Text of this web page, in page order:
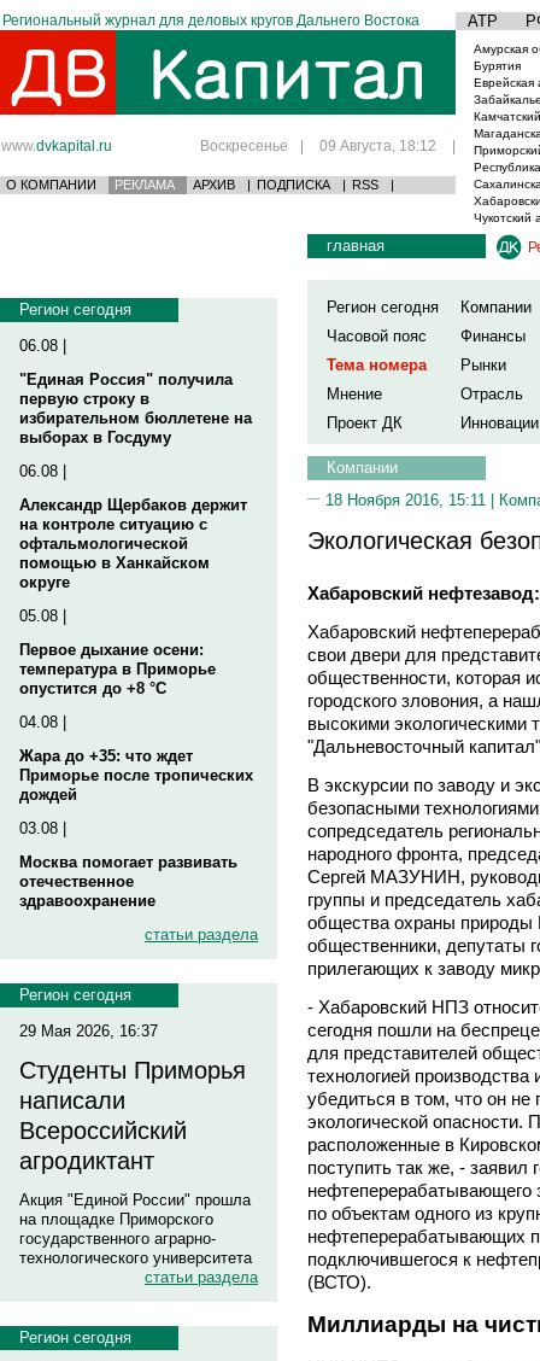
Региональный журнал для деловых кругов Дальнего Востока АТР
www.dvkapital.ru Воскресенье | 09 Августа, 18:12 |
О КОМПАНИИ РЕКЛАМА АРХИВ | ПОДПИСКА | RSS |
Амурская
Бурятия
Еврейская
Чукотский
Регион сегодня
06.08 |
"Единая Россия" получила
первую строку в
избирательном бюллетене на
выборах в Госдуму
06.08 |
Александр Щербаков держит
на контроле ситуацию с
офтальмологической
помощью в Ханкайском
округе
05.08 |
Первое дыхание осени:
температура в Приморье
опустится до +8 °C
04.08 |
Жара до +35: что ждет
Приморье после тропических
дождей
03.08 |
Москва помогает развивать
отечественное
здравоохранение
статьи раздела
Регион сегодня
29 Мая 2026, 16:37
Студенты Приморья
написали
Всероссийский
агродиктант
Акция "Единой России" прошла
на площадке Приморского
государственного аграрно-
технологического университета
статьи раздела
Регион сегодня
главная
Регион сегодня
Компании
Часовой пояс
Финансы
Тема номера
Рынки
Мнение
Отрасль
Проект ДК
Инновации
Компании
18 Ноября 2016, 15:11 |
Экологическая
Хабаровский
Хабаровский
свои двери для
общественности, которая
городского зловония, а
высокими экологическими
"Дальневосточный
В экскурсии по заводу и
безопасными
сопредседатель
народного фронта,
Сергей МАЗУНИН,
группы и председатель
общества охраны
общественники, депутаты
прилегающих к заводу
- Хабаровский НПЗ
сегодня пошли на
для представителей
технологией
убедиться в том, что он не
экологической опасности.
расположенные в
поступить так же, - заявил
по объектам одного из
нефтеперерабатывающих
подключившегося к
(ВСТО).
Миллиарды на